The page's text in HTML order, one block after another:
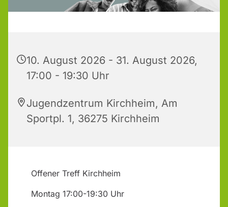
10. August 2026 - 31. August 2026,
17:00 - 19:30 Uhr
Jugendzentrum Kirchheim, Am
Sportpl. 1, 36275 Kirchheim
Offener Treff Kirchheim
Montag 17:00-19:30 Uhr